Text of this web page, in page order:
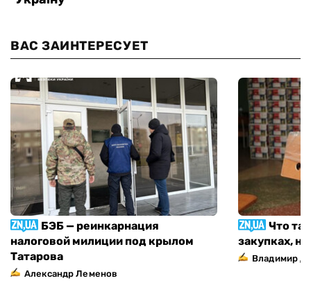
ВАС ЗАИНТЕРЕСУЕТ
БЭБ — реинкарнация
налоговой милиции под крылом
Татарова
Александр Леменов
Что
закупках,
Владимир